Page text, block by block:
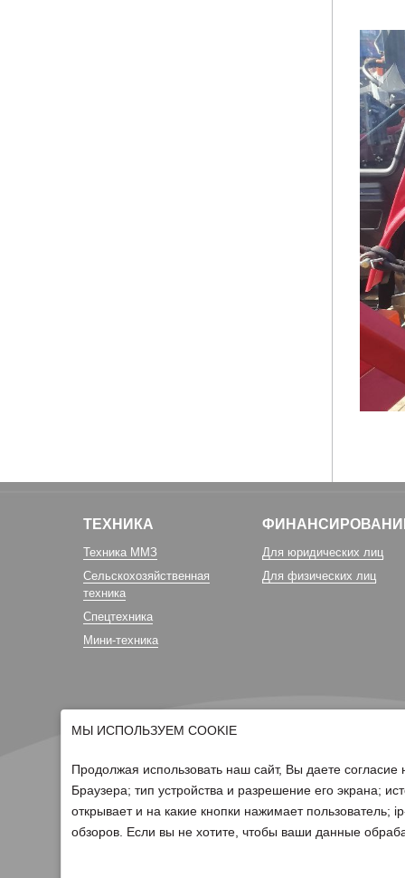
ТЕХНИКА
Техника ММЗ
Сельскохозяйственная
техника
Спецтехника
Мини-техника
Для юридических лиц
Для физических лиц
© 2026 Группа компаний Белагро
Для отзыва согласия на обработку персональных данных
МЫ ИСПОЛЬЗУЕМ COOKIE
Продолжая использовать наш сайт, Вы даете
Браузера; тип устройства и разрешение его экрана;
открывает и на какие кнопки нажимает пользователь;
обзоров. Если вы не хотите, чтобы ваши данные